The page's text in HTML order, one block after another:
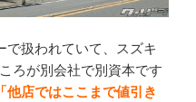
で扱われていて、スズキ
ろが別会社で別資本です
「他店ではここまで値引き